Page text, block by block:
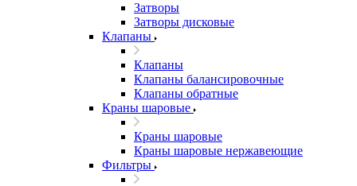
Затворы
Затворы дисковые
Клапаны
Клапаны
Клапаны балансировочные
Клапаны обратные
Краны шаровые
Краны шаровые
Краны шаровые нержавеющие
Фильтры